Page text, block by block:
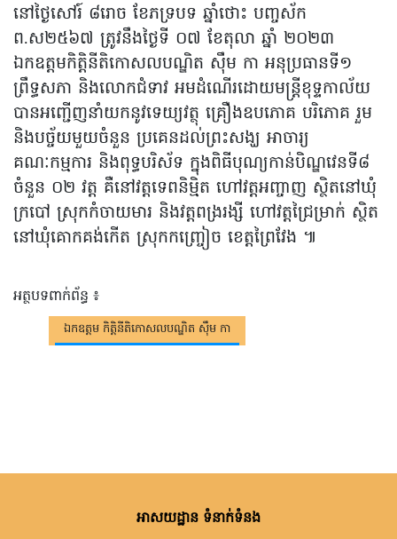
នៅថ្ងៃសៅរ៍ ៨រោច ខែភទ្របទ ឆ្នាំថោះ បញ្ចស័ក
ព.ស២៥៦៧ ត្រូវនឹងថ្ងៃទី ០៧ ខែតុលា ឆ្នាំ ២០២៣
ឯកឧត្តមកិត្តិនីតិកោសលបណ្ឌិត ស៊ឹម កា អនុប្រធានទី១
ព្រឹទ្ធសភា និងលោកជំទាវ អមដំណើរដោយមន្រ្តីខុទ្ទកាល័យ
បានអញ្ជើញនាំយកនូវទេយ្យវត្ថុ គ្រឿងឧបភោគ បរិភោគ រួម
និងបច្ច័យមួយចំនួន ប្រគេនដល់ព្រះសង្ឃ អាចារ្យ
គណៈកម្មការ និងពុទ្ធបរិស័ទ ក្នុងពិធីបុណ្យកាន់បិណ្ឌវេនទី៨
ចំនួន ០២ វត្ត គឺនៅវត្តទេពនិម្មិត ហៅវត្តអញ្ចាញ ស្ថិតនៅឃុំ
ក្របៅ ស្រុកកំចាយមារ និងវត្តពង្ររង្សី ហៅវត្តជ្រៃម្រាក់ ស្ថិត
នៅឃុំគោកគង់កើត ស្រុកកញ្ច្រៀច ខេត្តព្រៃវែង ៕
អត្ថបទពាក់ព័ន្ធ ៖
ឯកឧត្តម កិត្តិនីតិកោសលបណ្ឌិត ស៊ឹម កា
អាសយដ្ឋាន ទំនាក់ទំនង